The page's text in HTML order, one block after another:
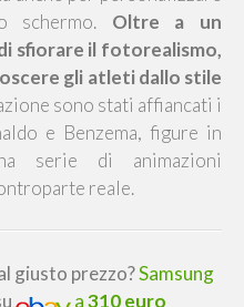
schermo. Oltre a un
sfiorare il fotorealismo,
gli atleti dallo stile
sono stati affiancati i
e Benzema, figure in
serie di animazioni
reale.
giusto prezzo?Samsung
a310 euro